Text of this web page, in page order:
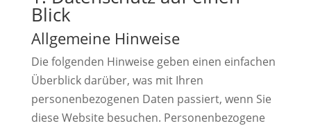
Blick
Allgemeine Hinweise
Die folgenden Hinweise geben einen einfachen
Überblick darüber, was mit Ihren
personenbezogenen Daten passiert, wenn Sie
diese Website besuchen. Personenbezogene